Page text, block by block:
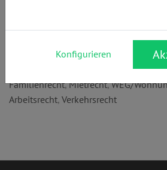
Familienrecht,Mietrecht,WEG/
Arbeitsrecht, Verkehrsrecht
Konfigurieren